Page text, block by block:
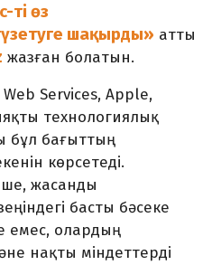
ті өз
шақырды» атты
жазған болатын.
Services, Apple,
технологиялық
бұл бағыттың
көрсетеді.
жасанды
басты бәсеке
емес, олардың
және нақты міндеттерді